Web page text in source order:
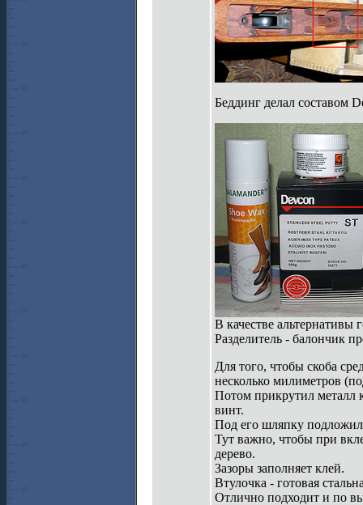
Беддинг делал составом
В качестве альтернативы
Разделитель - балончик
Для того, чтобы скоба
несколько милиметров
Потом прикрутил металл
винт.
Под его шляпку
Тут важно, чтобы при
дерево.
Зазоры заполняет клей.
Втулочка - готовая
Отлично подходит и по